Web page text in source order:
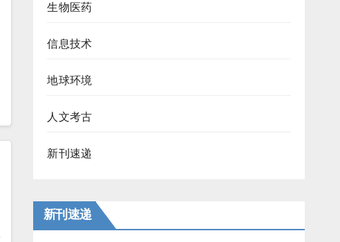
生物医药
信息技术
地球环境
人文考古
新刊速递
新刊速递